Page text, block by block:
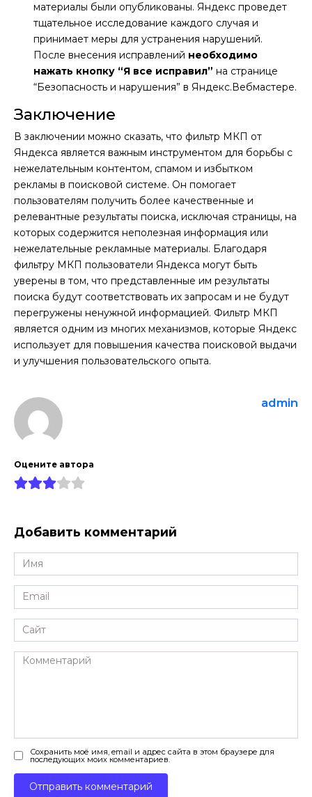
материалы были опубликованы. Яндекс проведет
тщательное исследование каждого случая и
принимает меры для устранения нарушений.
После внесения исправлений необходимо
нажать кнопку “Я все исправил” на странице
“Безопасность и нарушения” в Яндекс.Вебмастере.
Заключение
В заключении можно сказать, что фильтр МКП от
Яндекса является важным инструментом для борьбы с
нежелательным контентом, спамом и избытком
рекламы в поисковой системе. Он помогает
пользователям получить более качественные и
релевантные результаты поиска, исключая страницы, на
которых содержится неполезная информация или
нежелательные рекламные материалы. Благодаря
фильтру МКП пользователи Яндекса могут быть
уверены в том, что представленные им результаты
поиска будут соответствовать их запросам и не будут
перегружены ненужной информацией. Фильтр МКП
является одним из многих механизмов, которые Яндекс
использует для повышения качества поисковой выдачи
и улучшения пользовательского опыта.
admin
Оцените автора
Добавить комментарий
Имя
Email
Сайт
Комментарий
Сохранить моё имя, email и адрес сайта в этом браузере для
последующих моих комментариев.